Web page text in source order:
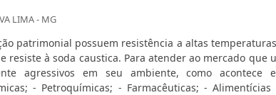
LIMA - MG
patrimonial possuem resistência a altas
Para atender ao mercado que utiliza
agressivos em seu ambiente, como acontece
- Petroquímicas; - Farmacêuticas; - Alimentícias